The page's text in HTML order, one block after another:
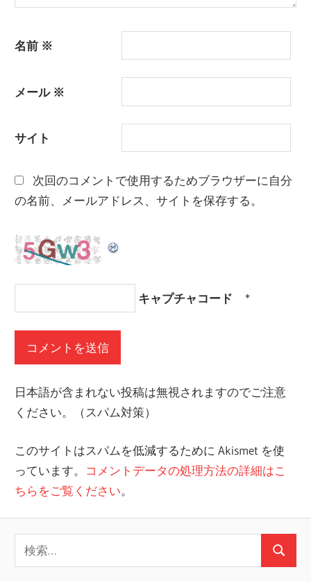
名前 ※
メール ※
サイト
次回のコメントで使用するためブラウザーに自分
の名前、メールアドレス、サイトを保存する。
キャプチャコード *
日本語が含まれない投稿は無視されますのでご注意
ください。（スパム対策）
このサイトはスパムを低減するために Akismet を使
っています。 コメントデータの処理方法の詳細はこ
ちらをご覧ください。
索:
検